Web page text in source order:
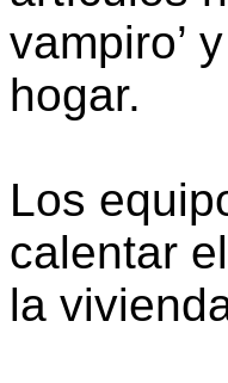
vampiro’
hogar.
Los
calentar
la